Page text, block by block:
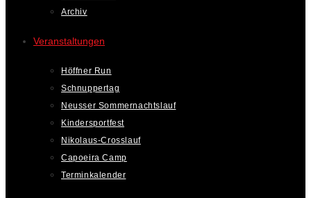
Archiv
Veranstaltungen
Höffner Run
Schnuppertag
Neusser Sommernachtslauf
Kindersportfest
Nikolaus-Crosslauf
Capoeira Camp
Terminkalender